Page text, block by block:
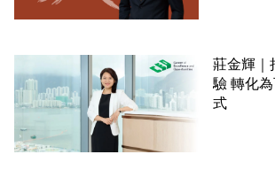
莊金輝｜
驗 轉化
式